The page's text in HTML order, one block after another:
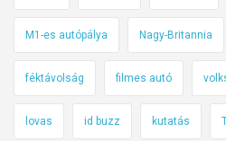
M1-es autópálya Nagy-Britannia
féktávolság filmes autó
lovas id buzz kutatás